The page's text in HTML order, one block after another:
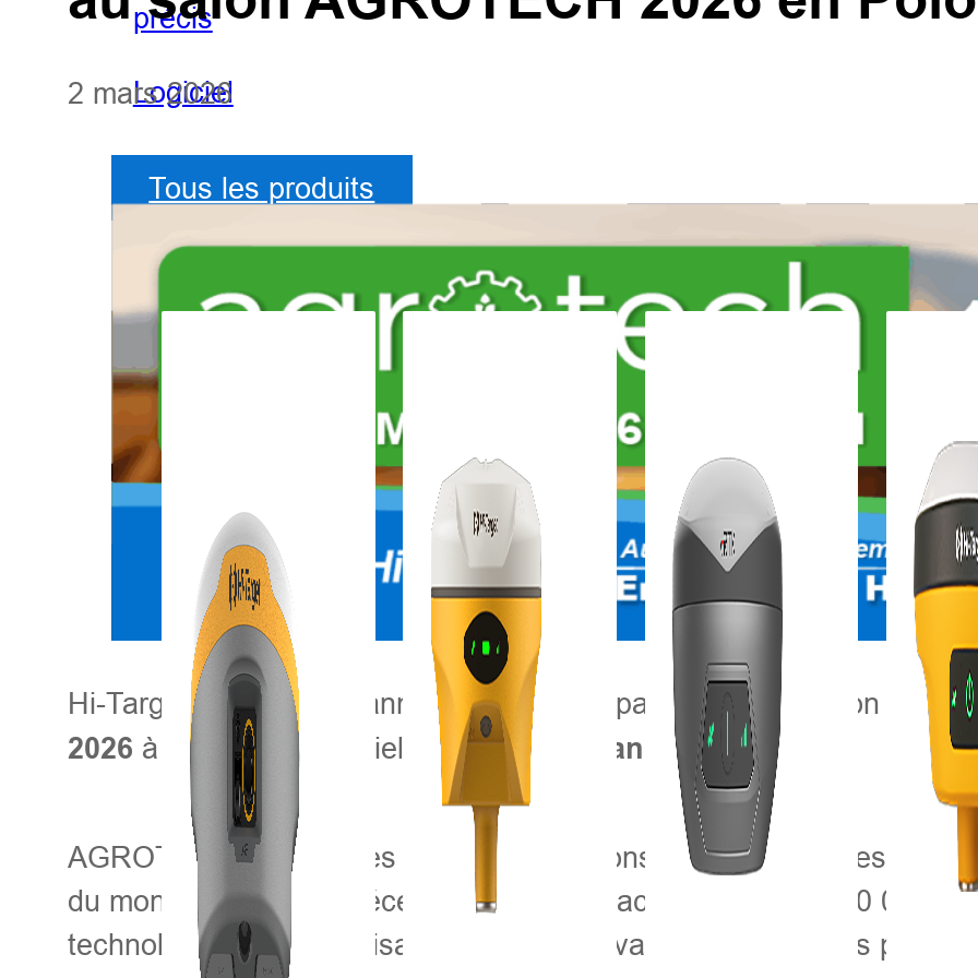
précis
Logiciel
Tous les produits
2 mars 2026
Hi-Target a le plaisir d'annoncer sa participation au 31e Salon
2026 à Targi Kielce à Kielce, Pologne (Stand 11a-A17)
AGROTECH est l'un des plus grands salons des technologies
du monde entier. La précédente édition a accueilli près de 80 000
technologies d'automatisation et des innovations numériques pour